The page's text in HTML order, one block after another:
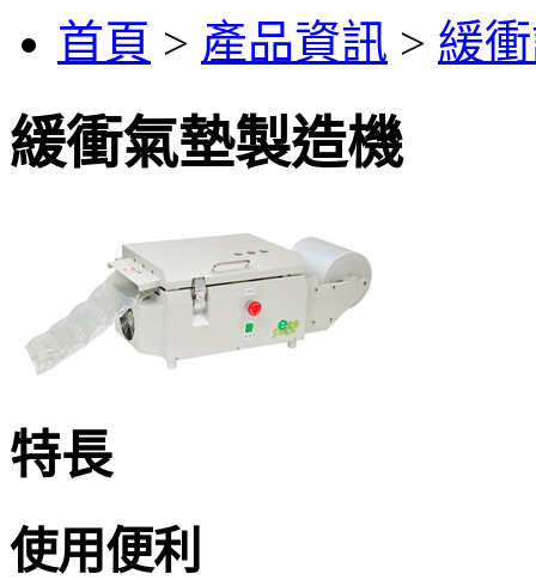
首頁 > 產品資訊 > 緩
緩衝氣墊製造機
特長
使用便利